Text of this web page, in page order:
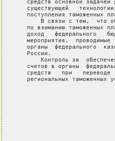
средств основной задачей
существующей
поступления таможенных
В связи с тем,  что
по взиманию таможенных
доход   федерального
мероприятия,  проводимые
органы  федерального
   России.
Контроль за
счетов в органы
средств   при   переводе
региональных таможенных